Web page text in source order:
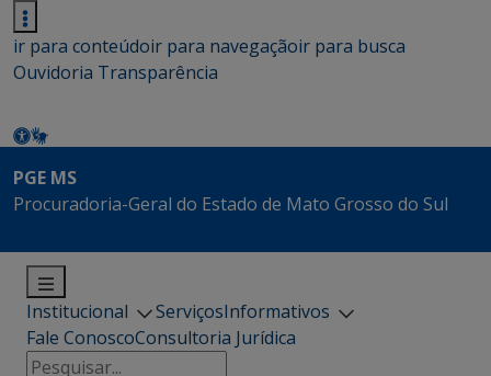
ir para conteúdoir para navegaçãoir para busca
Ouvidoria Transparência
PGE MS
Procuradoria-Geral do Estado de Mato Grosso do Sul
Institucional ServiçosInformativos
Fale ConoscoConsultoria Jurídica
Pesquisar